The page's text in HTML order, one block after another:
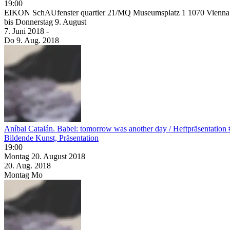
19:00
EIKON SchAUfenster quartier 21/MQ Museumsplatz 1 1070 Vienna
bis Donnerstag 9. August
7. Juni 2018 -
Do 9. Aug. 2018
Aníbal Catalán. Babel: tomorrow was another day / Heftpräsentation
Bildende Kunst, Präsentation
19:00
Montag 20. August 2018
20. Aug. 2018
Montag Mo